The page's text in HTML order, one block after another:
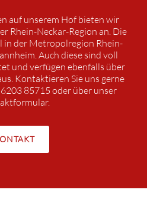
auf unserem Hof bieten wir
Rhein-Neckar-Region an. Die
in der Metropolregion Rhein-
Auch diese sind voll
und verfügen ebenfalls über
Kontaktieren Sie uns gerne
85715 oder über unser